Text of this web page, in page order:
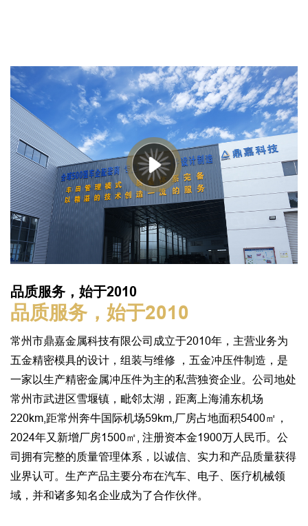
品质服务，始于2010
品质服务，始于2010
常州市鼎嘉金属科技有限公司成立于2010年，主营业务为
五金精密模具的设计，组装与维修 ，五金冲压件制造，是
一家以生产精密金属冲压件为主的私营独资企业。公司地处
常州市武进区雪堰镇，毗邻太湖，距离上海浦东机场
220km,距常州奔牛国际机场59km,厂房占地面积5400㎡，
2024年又新增厂房1500㎡, 注册资本金1900万人民币。公
司拥有完整的质量管理体系，以诚信、实力和产品质量获得
业界认可。生产产品主要分布在汽车、电子、医疗机械领
域，并和诸多知名企业成为了合作伙伴。